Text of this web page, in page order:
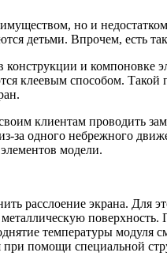
но и
детьми. Впрочем, есть
и компоновке
клеевым способом.
клиентам проводить
за одного небрежного
модели.
расслоение экрана. Для
температуры модуля
при помощи специальной